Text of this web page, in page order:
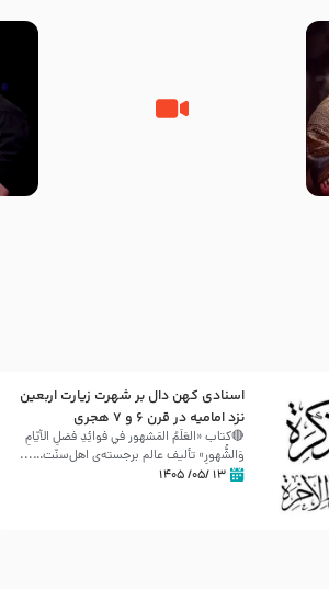
اسنادی کهن دال بر شهرت زیارت اربعین
نزد امامیه در قرن ۶ و ۷ هجری
🔴کتاب «العَلَمُ المَشهور في فَوائِدِ فَضلِ الأيّامِ
وَالشُّهورِ» تألیف عالم برجسته‌ی اهل‌سنّت…...
۱۳ /۰۵/ ۱۴۰۵
30 صفر المظفر
شهادت حضرت علی بن موسی الرضا (علیه السلام) در روز
آخـر صفر سـال 203 هـ .ق. هشـتمین اختر تابناک امامت